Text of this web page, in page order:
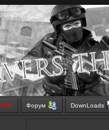
Форум DownLoads